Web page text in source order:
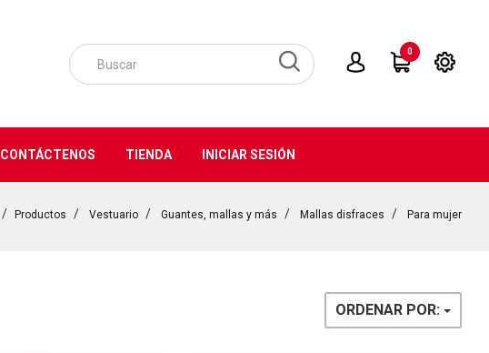
0
CONTÁCTENOS TIENDA INICIAR SESIÓN
Productos Vestuario Guantes, mallas y más Mallas disfraces Para mujer
ORDENAR POR: